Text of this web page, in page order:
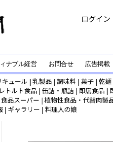
ログイン
ナブル経営 お問合せ 広告掲載
ュール | 乳製品 | 調味料 | 菓子 | 乾麺
レトルト食品 | 缶詰・瓶詰 | 即席食品 |
品スーパー | 植物性食品・代替肉製
| ギャラリー | 料理人の娘